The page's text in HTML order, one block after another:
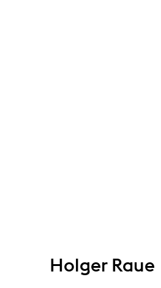
Holger Raue